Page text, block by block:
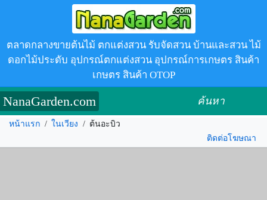
ตลาดกลางขายต้นไม้ ตกแต่งสวน รับจัดสวน บ้านและสวน ไม้
ดอกไม้ประดับ อุปกรณ์ตกแต่งสวน อุปกรณ์การเกษตร สินค้า
เกษตร สินค้า OTOP
NanaGarden.com ค้นหา
หน้าแรก / ในเวียง / ต้นอะบิว
ติดต่อโฆษณา